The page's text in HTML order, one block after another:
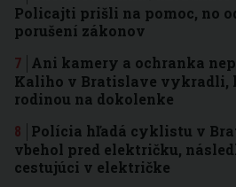
Policajti prišli na pomoc, no
porušení zákonov
Ani kamery a ochranka
Kaliho v Bratislave vykradli,
rodinou na dokolenke
Polícia hľadá cyklistu v
vbehol pred električku,
cestujúci v električke